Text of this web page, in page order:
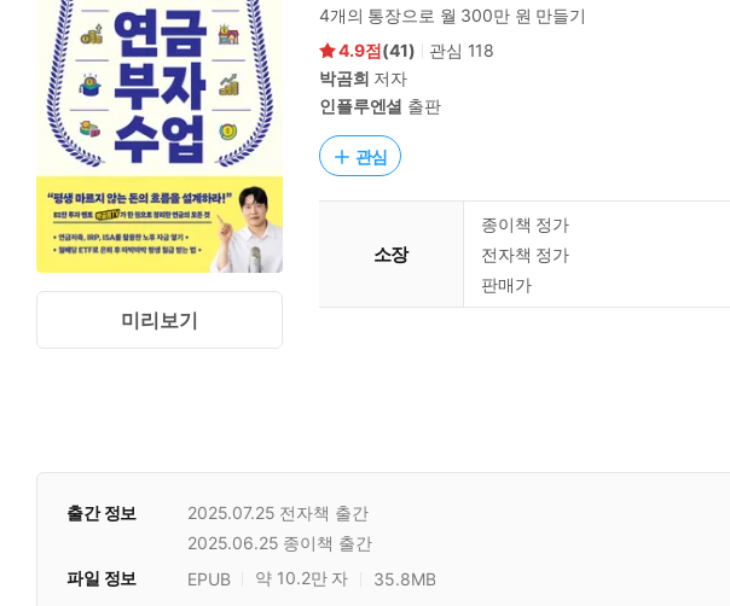
미리보기
4개의 통장으로 월 300만 원 만들기
4.9
(41) 관심 118
박곰희 저자
인플루엔셜 출판
관심
소장
종이책 정가
전자책 정가
판매가
출간 정보 2025.07.25 전자책 출간
2025.06.25 종이책 출간
파일 정보 EPUB 약 10.2만 자 35.8MB